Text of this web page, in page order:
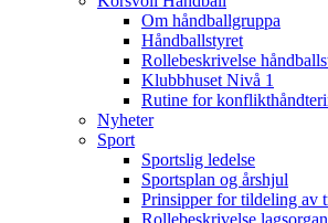
Om håndballgruppa
Håndballstyret
Rollebeskrivelse
Klubbhuset Nivå 1
Rutine for
Nyheter
Sport
Sportslig ledelse
Sportsplan og årshjul
Prinsipper for tildeling av